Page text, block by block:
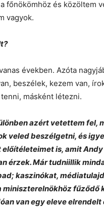
főnökömhöz és közöltem
vagyok.
években. Azóta
beszélek, kezem van,
másként létezni.
azért vetettem fel,
veled beszélgetni, és
is, amit
érzek. Már tudniillik
kaszinókat,
miniszterelnökhöz fűződő
van egy eleve elrendelt